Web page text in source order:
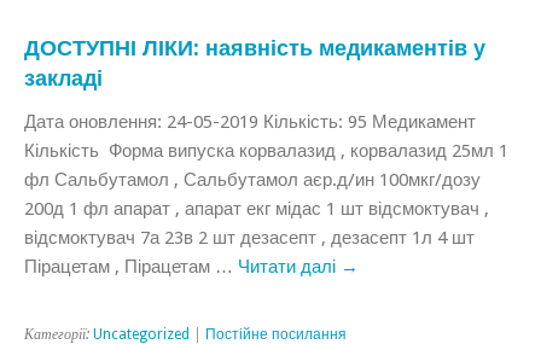
ДОСТУПНІ ЛІКИ: наявність медикаментів у
закладі
Дата оновлення: 24-05-2019 Кількість: 95 Медикамент
Кількість Форма випуска корвалазид , корвалазид 25мл 1
фл Сальбутамол , Сальбутамол аєр.д/ин 100мкг/дозу
200д 1 фл апарат , апарат екг мідас 1 шт відсмоктувач ,
відсмоктувач 7а 23в 2 шт дезасепт , дезасепт 1л 4 шт
Пірацетам , Пірацетам … Читати далі →
Категорії: Uncategorized Постійне посилання